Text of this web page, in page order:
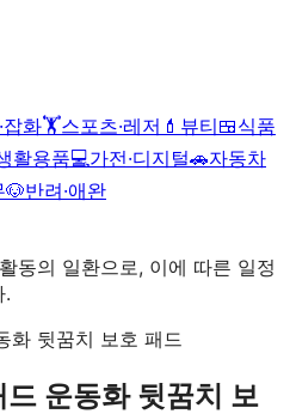
잡화🏋️스포츠·레저 💄 뷰티🍱식품
활용품💻가전·디지털🚗자동차
🐶반려·애완
동의 일환으로, 이에 따른 일정
.
운동화 뒷꿈치 보